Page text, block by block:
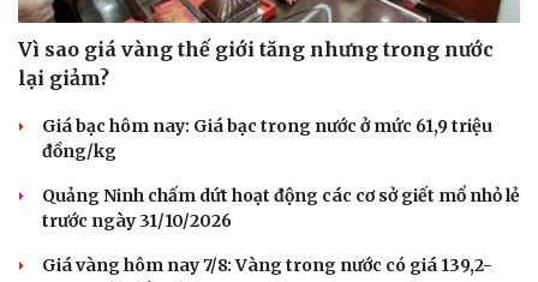
Vì sao giá vàng thế giới tăng nhưng trong nước
lại giảm?
Giá bạc hôm nay: Giá bạc trong nước ở mức 61,9 triệu
đồng/kg
Quảng Ninh chấm dứt hoạt động các cơ sở giết mổ nhỏ lẻ
trước ngày 31/10/2026
Giá vàng hôm nay 7/8: Vàng trong nước có giá 139,2-